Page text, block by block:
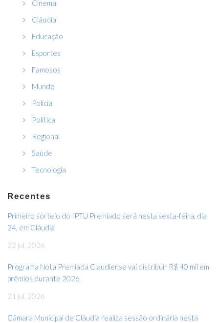
Cinema
Cláudia
Educação
Esportes
Famosos
Mundo
Polícia
Política
Regional
Saúde
Tecnologia
Recentes
Primeiro sorteio do IPTU Premiado será nesta sexta-feira, dia
24, em Cláudia
22 jul, 2026
Programa Nota Premiada Claudiense vai distribuir R$ 40 mil em
prêmios durante 2026
21 jul, 2026
Câmara Municipal de Cláudia realiza sessão ordinária nesta